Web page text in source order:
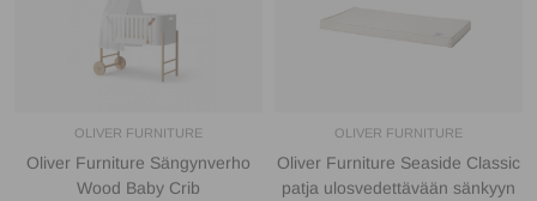
OLIVER FURNITURE
Oliver Furniture Sängynverho
Wood Baby Crib
OLIVER FURNITURE
Oliver Furniture Seaside Classic
patja ulosvedettävään sänkyyn